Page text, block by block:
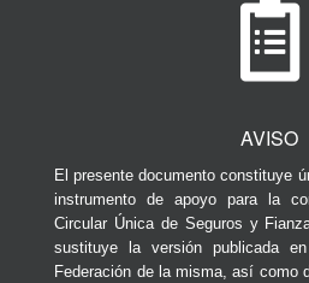
AVISO
El presente documento constituye
instrumento de apoyo para la
Circular Única de Seguros y
sustituye la versión publicada
Federación de la misma, así como